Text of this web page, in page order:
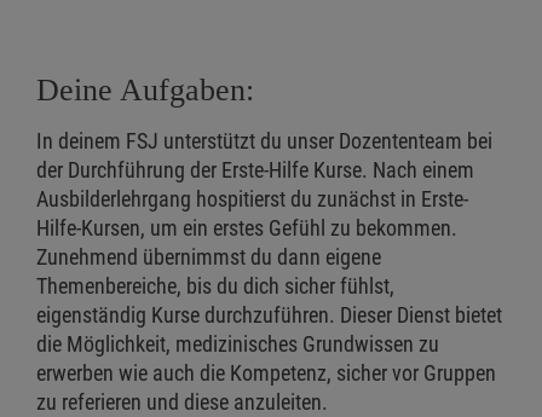
Deine Aufgaben:
In deinem FSJ unterstützt du unser Dozententeam bei
der Durchführung der Erste-Hilfe Kurse. Nach einem
Ausbilderlehrgang hospitierst du zunächst in Erste-
Hilfe-Kursen, um ein erstes Gefühl zu bekommen.
Zunehmend übernimmst du dann eigene
Themenbereiche, bis du dich sicher fühlst,
eigenständig Kurse durchzuführen. Dieser Dienst bietet
die Möglichkeit, medizinisches Grundwissen zu
erwerben wie auch die Kompetenz, sicher vor Gruppen
zu referieren und diese anzuleiten.